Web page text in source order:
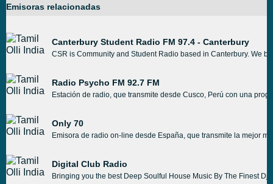
Emisoras relacionadas
Canterbury Student Radio FM 97.4 - Canterbury
CSR is Community and Student Radio based in Canterbury. We
Radio Psycho FM 92.7 FM
Estación de radio, que transmite desde Cusco, Perú con una
Only 70
Emisora de radio on-line desde España, que transmite la mejor
Digital Club Radio
Bringing you the best Deep Soulful House Music By The Finest